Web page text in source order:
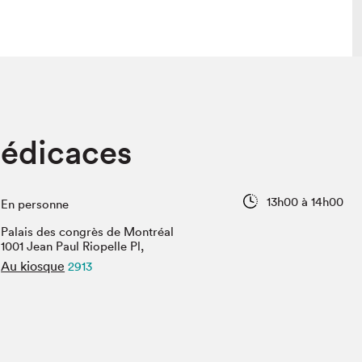
Vidéos et balados
En personne
13h00 à 14h00
Palais des congrès de Montréal
1001 Jean Paul Riopelle Pl,
Au kiosque 2913